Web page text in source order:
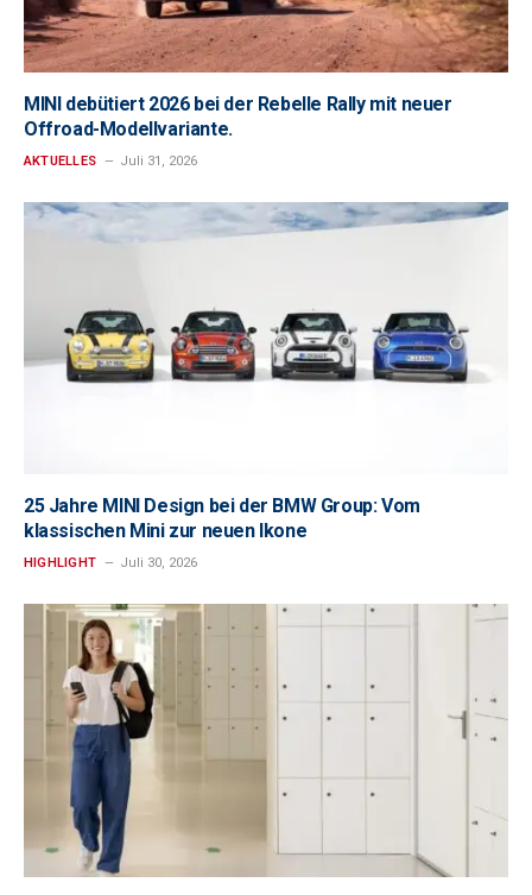
MINI debütiert 2026 bei der Rebelle Rally mit neuer
Offroad-Modellvariante.
AKTUELLES Juli 31, 2026
25 Jahre MINI Design bei der BMW Group: Vom
klassischen Mini zur neuen Ikone
HIGHLIGHT Juli 30, 2026